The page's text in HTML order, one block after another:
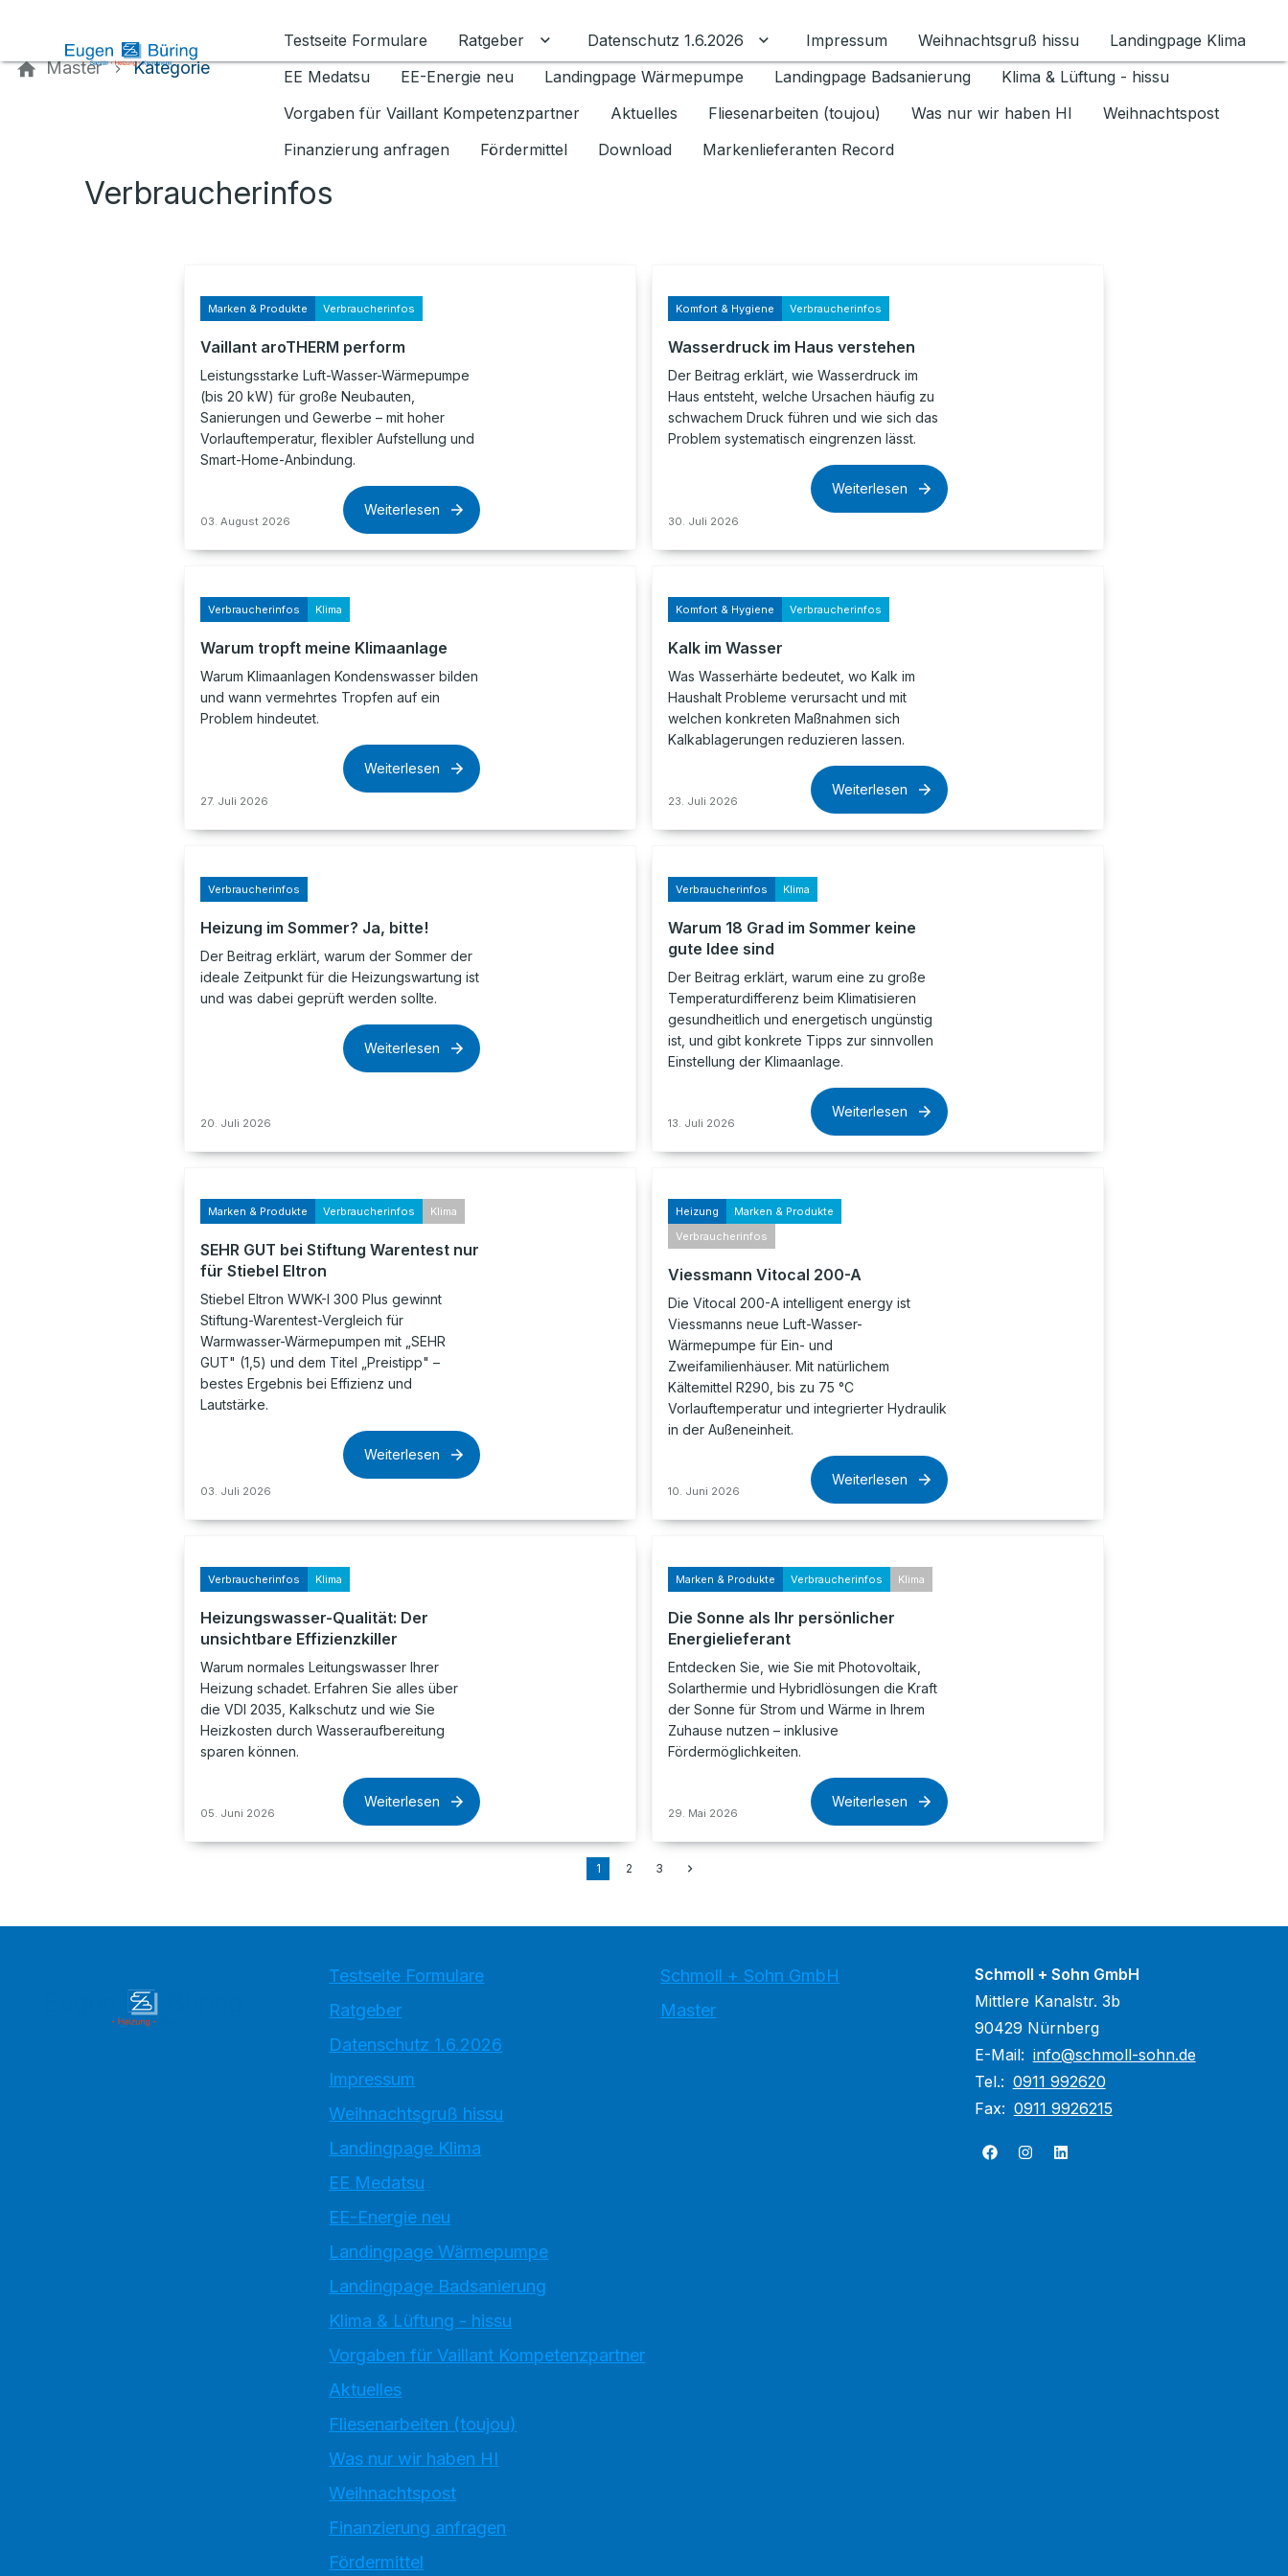
Testseite Formulare
Ratgeber Untermenü für Ratgeber umschalten
Datenschutz 1.6.2026 Untermenü für Datenschutz 1.6.2026 umschalten
Impressum Weihnachtsgruß hissu
Landingpage Klima
EE Medatsu
EE-Energie neu Landingpage Wärmepumpe Landingpage Badsanierung
Klima & Lüftung - hissu
Vorgaben für Vaillant Kompetenzpartner
Aktuelles Fliesenarbeiten (toujou) Was nur wir haben HI
Weihnachtspost
Finanzierung anfragen
Fördermittel Download Markenlieferanten Record
Master Kategorie
Verbraucherinfos
Marken & Produkte Verbraucherinfos
Vaillant aroTHERM perform
Leistungsstarke Luft-Wasser-Wärmepumpe
(bis 20 kW) für große Neubauten,
Sanierungen und Gewerbe – mit hoher
Vorlauftemperatur, flexibler Aufstellung und
Smart-Home-Anbindung.
03. August 2026
Weiterlesen
Komfort & Hygiene Verbraucherinfos
Wasserdruck im Haus verstehen
Der Beitrag erklärt, wie Wasserdruck im
Haus entsteht, welche Ursachen häufig zu
schwachem Druck führen und wie sich das
Problem systematisch eingrenzen lässt.
30. Juli 2026
Weiterlesen
Verbraucherinfos Klima
Warum tropft meine Klimaanlage
Warum Klimaanlagen Kondenswasser bilden
und wann vermehrtes Tropfen auf ein
Problem hindeutet.
27. Juli 2026
Weiterlesen
Komfort & Hygiene Verbraucherinfos
Kalk im Wasser
Was Wasserhärte bedeutet, wo Kalk im
Haushalt Probleme verursacht und mit
welchen konkreten Maßnahmen sich
Kalkablagerungen reduzieren lassen.
23. Juli 2026
Weiterlesen
Verbraucherinfos
Heizung im Sommer? Ja, bitte!
Der Beitrag erklärt, warum der Sommer der
ideale Zeitpunkt für die Heizungswartung ist
und was dabei geprüft werden sollte.
20. Juli 2026
Weiterlesen
Verbraucherinfos Klima
Warum 18 Grad im Sommer keine
gute Idee sind
Der Beitrag erklärt, warum eine zu große
Temperaturdifferenz beim Klimatisieren
gesundheitlich und energetisch ungünstig
ist, und gibt konkrete Tipps zur sinnvollen
Einstellung der Klimaanlage.
13. Juli 2026
Weiterlesen
Marken & Produkte Verbraucherinfos Klima
SEHR GUT bei Stiftung Warentest nur
für Stiebel Eltron
Stiebel Eltron WWK-I 300 Plus gewinnt
Stiftung-Warentest-Vergleich für
Warmwasser-Wärmepumpen mit „SEHR
GUT" (1,5) und dem Titel „Preistipp" –
bestes Ergebnis bei Effizienz und
Lautstärke.
03. Juli 2026
Weiterlesen
Heizung
Marken & Produkte
Verbraucherinfos
Viessmann Vitocal 200-A
Die Vitocal 200-A intelligent energy ist
Viessmanns neue Luft-Wasser-
Wärmepumpe für Ein- und
Zweifamilienhäuser. Mit natürlichem
Kältemittel R290, bis zu 75 °C
Vorlauftemperatur und integrierter Hydraulik
in der Außeneinheit.
10. Juni 2026
Weiterlesen
Verbraucherinfos Klima
Heizungswasser-Qualität: Der
unsichtbare Effizienzkiller
Warum normales Leitungswasser Ihrer
Heizung schadet. Erfahren Sie alles über
die VDI 2035, Kalkschutz und wie Sie
Heizkosten durch Wasseraufbereitung
sparen können.
05. Juni 2026
Weiterlesen
Marken & Produkte Verbraucherinfos Klima
Die Sonne als Ihr persönlicher
Energielieferant
Entdecken Sie, wie Sie mit Photovoltaik,
Solarthermie und Hybridlösungen die Kraft
der Sonne für Strom und Wärme in Ihrem
Zuhause nutzen – inklusive
Fördermöglichkeiten.
29. Mai 2026
Weiterlesen
1 2 3
Testseite Formulare
Ratgeber
Datenschutz 1.6.2026
Impressum
Weihnachtsgruß hissu
Landingpage Klima
EE Medatsu
EE-Energie neu
Landingpage Wärmepumpe
Landingpage Badsanierung
Klima & Lüftung - hissu
Vorgaben für Vaillant Kompetenzpartner
Aktuelles
Fliesenarbeiten (toujou)
Was nur wir haben HI
Weihnachtspost
Finanzierung anfragen
Fördermittel
Schmoll + Sohn GmbH
Master
Schmoll + Sohn GmbH
Mittlere Kanalstr. 3b
90429 Nürnberg
E-Mail: info@schmoll-sohn.de
Tel.: 0911 992620
Fax: 0911 9926215